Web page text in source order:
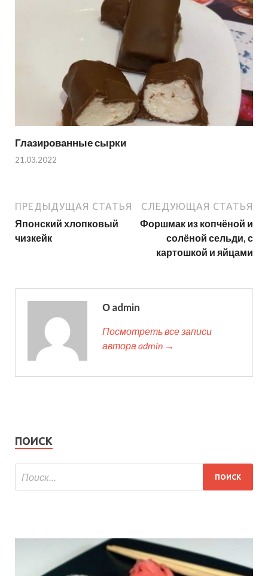
Глазированные сырки
21.03.2022
ПРЕДЫДУЩАЯ СТАТЬЯ
Японский хлопковый
чизкейк
СЛЕДУЮЩАЯ СТАТЬЯ
Форшмак из копчёной и
солёной сельди, с
картошкой и яйцами
О admin
Посмотреть все записи
автора admin →
ПОИСК